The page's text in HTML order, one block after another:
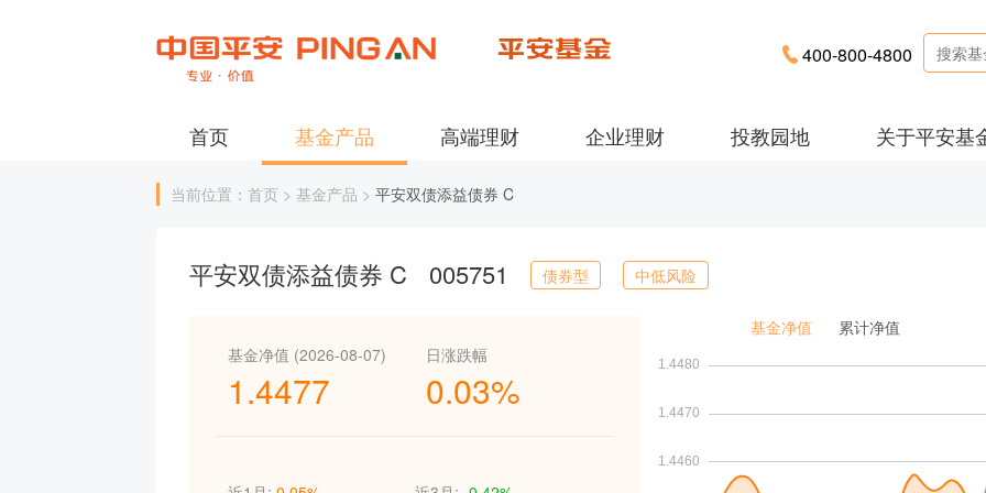
400-800-4800
首页 基金产品 高端理财 企业理财 投教园地 关于平安基
当前位置：首页 > 基金产品 > 平安双债添益债券 C
平安双债添益债券 C 005751 债券型 中低风险
基金净值 (2026-08-07)
1.4477
日涨跌幅
0.03%
基金净值 累计净值